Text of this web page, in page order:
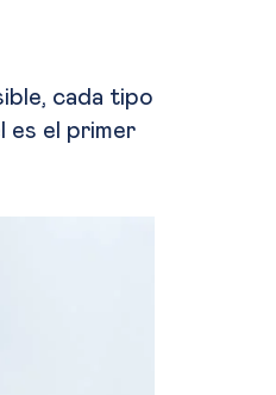
cada tipo
es el primer